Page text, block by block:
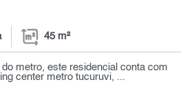
45 m²
metro, este residencial conta com
center metro tucuruvi, ...